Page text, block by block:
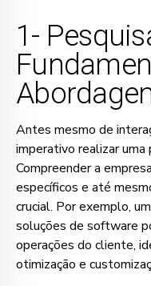
1-
Antes mesmo de
imperativo realizar uma
Compreender a
específicos e até
crucial. Por exemplo,
soluções de software
operações do cliente,
otimização e